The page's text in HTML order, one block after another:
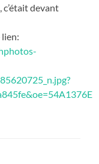
devant